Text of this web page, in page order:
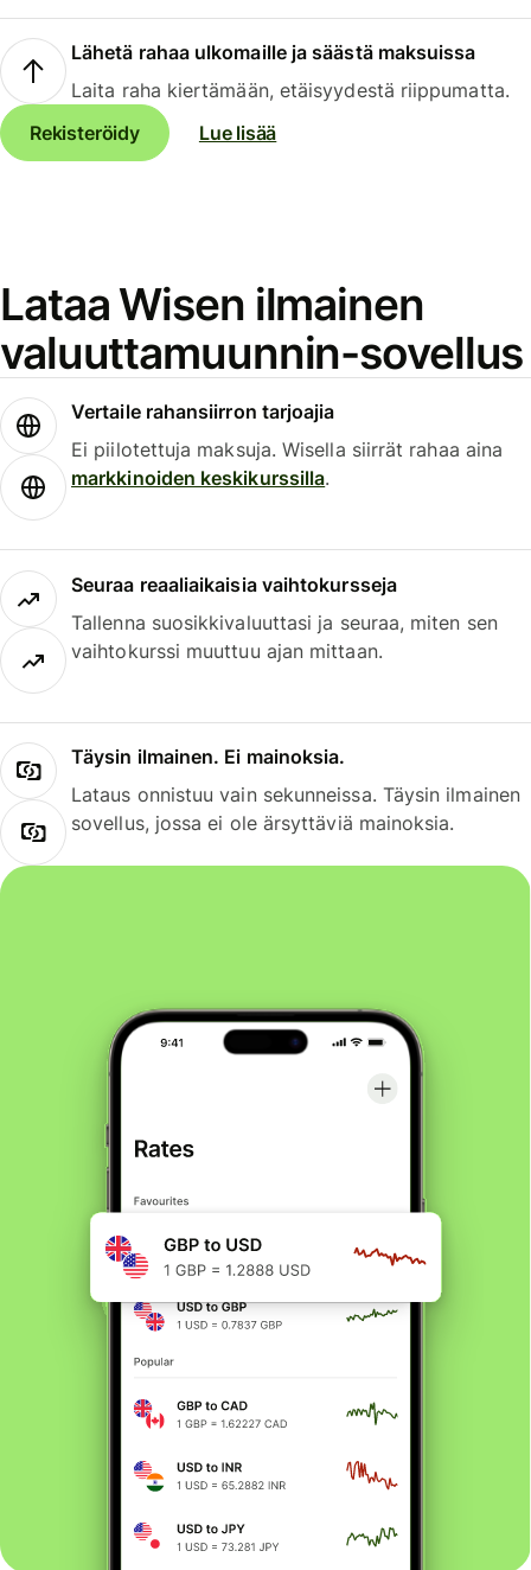
Lähetä rahaa ulkomaille ja säästä maksuissa
Laita raha kiertämään, etäisyydestä riippumatta.
Rekisteröidy
Lue lisää
Lataa Wisen ilmainen
valuuttamuunnin-sovellus
Vertaile rahansiirron tarjoajia
Ei piilotettuja maksuja. Wisella siirrät rahaa aina
markkinoiden keskikurssilla.
Seuraa reaaliaikaisia vaihtokursseja
Tallenna suosikkivaluuttasi ja seuraa, miten sen
vaihtokurssi muuttuu ajan mittaan.
Täysin ilmainen. Ei mainoksia.
Lataus onnistuu vain sekunneissa. Täysin ilmainen
sovellus, jossa ei ole ärsyttäviä mainoksia.